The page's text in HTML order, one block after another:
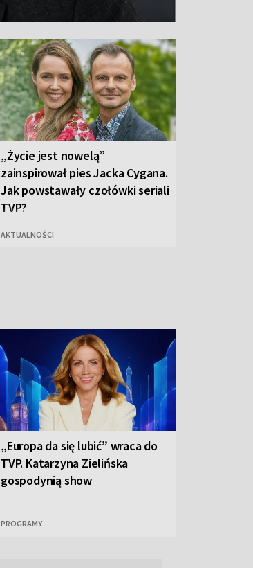
„Życie jest nowelą”
zainspirował pies Jacka Cygana.
Jak powstawały czołówki seriali
TVP?
AKTUALNOŚCI
„Europa da się lubić” wraca do
TVP. Katarzyna Zielińska
gospodynią show
PROGRAMY